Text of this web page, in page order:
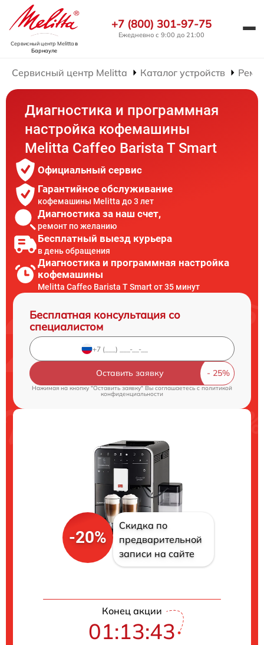
Сервисный центр Melittaв
Барнауле
+7 (800) 301-97-75
Ежедневно с 9:00 до 21:00
Сервисный центр Melitta Каталог устройств
Диагностика и программная
настройка кофемашины
Melitta Caffeo Barista T Smart
Официальный сервис
Гарантийное обслуживание
кофемашины Melitta до 3 лет
Диагностика за наш счет,
ремонт по желанию
Бесплатный выезд курьера
в день обращения
Диагностика и программная настройка
кофемашины
Melitta Caffeo Barista T Smart от 35 минут
Бесплатная консультация со
специалистом
Оставить заявку
Нажимая на кнопку "Оставить заявку" Вы соглашаетесь cполитикой
конфиденциальности
-20%
Скидка по
предварительной
записи на сайте
Конец акции
01:13:42